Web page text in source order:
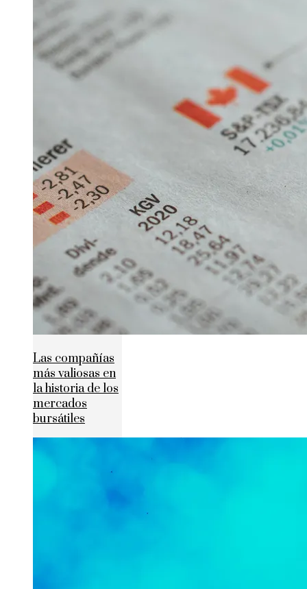
Las compañías
más valiosas en
la historia de los
mercados
bursátiles